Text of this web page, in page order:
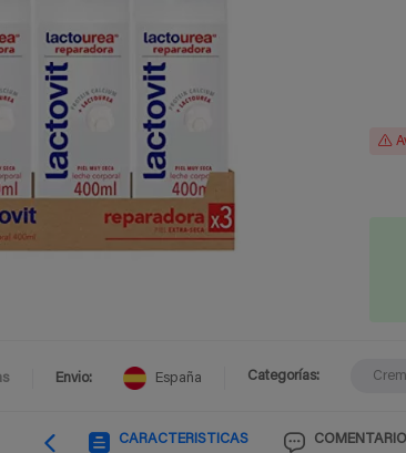
Envio: España Categorías:
CARACTERISTICAS